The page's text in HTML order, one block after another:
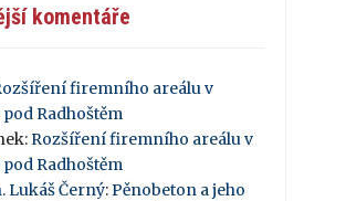
komentáře
firemního areálu v
Radhoštěm
: Rozšíření firemního areálu v
Radhoštěm
Lukáš Černý: Pěnobeton a jeho